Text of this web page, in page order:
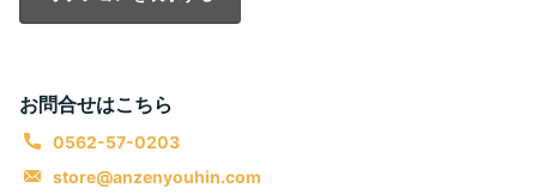
お問合せはこちら
0562-57-0203
store@anzenyouhin.com